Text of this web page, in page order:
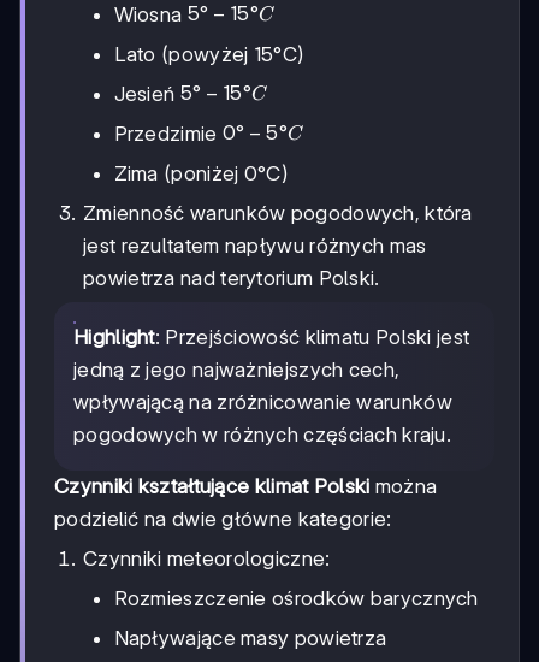
Wiosna 5°-15°C
5° − 15°C
Lato (powyżej 15°C)
Jesień 5°-15°C
5° − 15°C
Przedzimie 0°-5°C
0° − 5°C
Zima (poniżej 0°C)
Zmienność warunków pogodowych, która
jest rezultatem napływu różnych mas
powietrza nad terytorium Polski.
Highlight: Przejściowość klimatu Polski jest
jedną z jego najważniejszych cech,
wpływającą na zróżnicowanie warunków
pogodowych w różnych częściach kraju.
Czynniki kształtujące klimat Polski można
podzielić na dwie główne kategorie:
Czynniki meteorologiczne:
Rozmieszczenie ośrodków barycznych
Napływające masy powietrza